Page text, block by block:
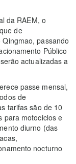
da RAEM, o
de
passando
Público
actualizadas a
passe mensal,
de
tarifas são de 10
para motociclos e
diurno (das
nocturno